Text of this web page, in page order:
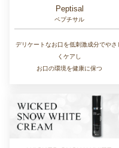
Peptisal
ペプチサル
デリケートなお口を低刺激成分でやさ
くケアし
お口の環境を健康に保つ